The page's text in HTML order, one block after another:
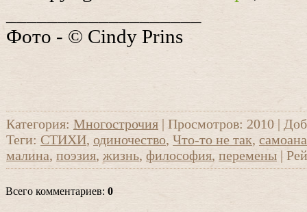
___________________
Фото - © Cindy Prins
Категория: Многострочия | Просмотров: 2010 |
Теги: СТИХИ, одиночество, Что-то не так,
малина, поэзия, жизнь, философия, перемены |
Всего комментариев: 0